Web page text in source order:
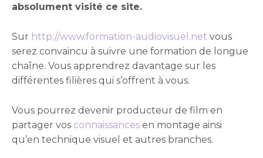
absolument visité ce site.
Sur http://www.formation-audiovisuel.net vous
serez convaincu à suivre une formation de longue
chaîne. Vous apprendrez davantage sur les
différentes filières qui s’offrent à vous.
Vous pourrez devenir producteur de film en
partager vos connaissances en montage ainsi
qu’en technique visuel et autres branches.